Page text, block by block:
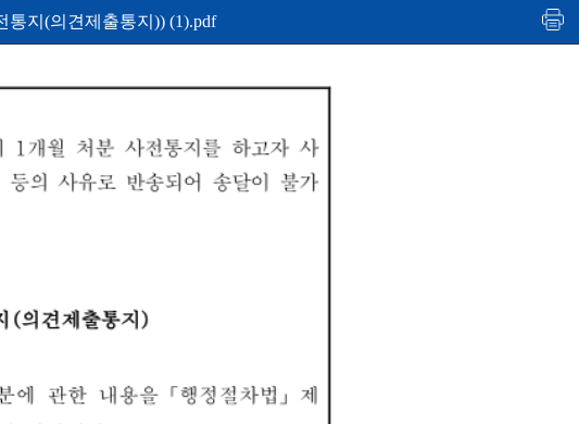
통지(의견제출통지)) (1).pdf